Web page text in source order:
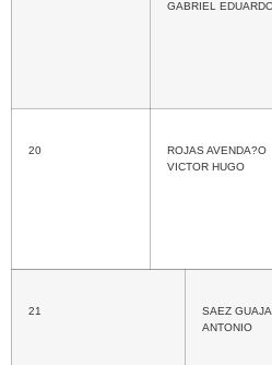
GABRIEL
20
ROJAS AVENDA?O
VICTOR HUGO
21
SAEZ
ANTONIO